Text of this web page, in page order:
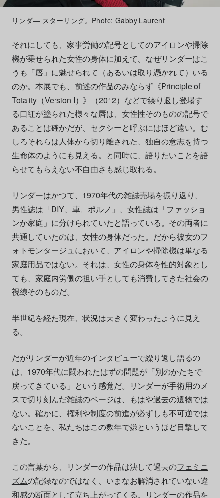
リンダ― スターリング。Photo: Gabby Laurent
それにしても、家事労働の記号としてのアイロンや掃除
機が乗せられた女性の身体に加えて、なぜリンダーはこ
うも「唇」に魅せられて（あるいは取り憑かれて）いる
のか。本展でも、前述の作品のみならず《Principle of
Totality（Version I）》（2012）などで繰り返し登場す
る口紅が塗られた様々な唇は、女性性そのものの記号で
あることは確かだが、セクシーと呼ぶにはほど遠い。む
しろそれらは人体から切り離された、独自の意志を持つ
生命体のようにも見える。と同時に、語りたいことを語
らせてもらえない不自由さも感じ取れる。
リンダーはかつて、1970年代の雑誌売場を振り返り、
男性誌は「DIY、車、ポルノ」、女性誌は「ファッショ
ンか家庭」に分けられていたと語っている。その両者に
共通していたのは、女性の身体だった。だから彼女のフ
ォトモンタージュにおいて、アイロンや掃除機は単なる
家庭用品ではない。それは、女性の身体を性的対象とし
ても、家庭内労働の担い手としても消費してきた社会の
視線そのものだ。
半世紀を経た現在、状況は大きく変わったように見え
る。
だがリンダーが近年のインタビューで繰り返し語るの
は、1970年代に闘われたはずの問題が「別のかたちで
戻ってきている」という感覚だ。リンダーが手術用のメ
スで切り刻んだ雑誌のページは、もはや過去の遺物では
ない。確かに、権利や制度の前進が必ずしも不可逆では
ないことを、私たちはこの数年で嫌というほど目撃して
きた。
この言葉から、リンダーの作品は決して過去のフェミニ
ズムの記録なのではなく、いまなお解消されていない違
和感の断面として立ち上がってくる。リンダーの作品を